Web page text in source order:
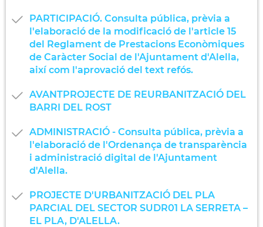
PARTICIPACIÓ. Consulta pública, prèvia a
l'elaboració de la modificació de l'article 15
del Reglament de Prestacions Econòmiques
de Caràcter Social de l'Ajuntament d'Alella,
així com l'aprovació del text refós.
AVANTPROJECTE DE REURBANITZACIÓ DEL
BARRI DEL ROST
ADMINISTRACIÓ - Consulta pública, prèvia a
l'elaboració de l'Ordenança de transparència
i administració digital de l'Ajuntament
d'Alella.
PROJECTE D'URBANITZACIÓ DEL PLA
PARCIAL DEL SECTOR SUDR01 LA SERRETA –
EL PLA, D'ALELLA.